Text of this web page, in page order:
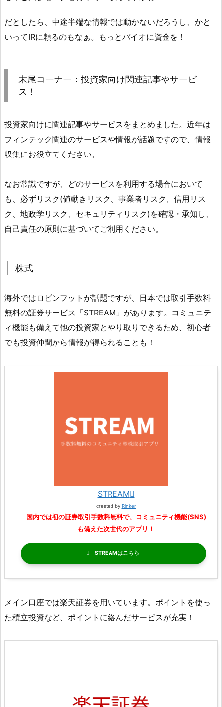
だとしたら、中途半端な情報では動かないだろうし、かと
いってIRに頼るのもなぁ。もっとバイオに資金を！
末尾コーナー：投資家向け関連記事やサービ
ス！
投資家向けに関連記事やサービスをまとめました。近年は
フィンテック関連のサービスや情報が話題ですので、情報
収集にお役立てください。
なお常識ですが、どのサービスを利用する場合において
も、必ずリスク(値動きリスク、事業者リスク、信用リス
ク、地政学リスク、セキュリティリスク)を確認・承知し、
自己責任の原則に基づいてご利用ください。
株式
海外ではロビンフットが話題ですが、日本では取引手数料
無料の証券サービス「STREAM」があります。コミュニテ
ィ機能も備えて他の投資家とやり取りできるため、初心者
でも投資仲間から情報が得られることも！
STREAM
created by Rinker
国内では初の証券取引手数料無料で、コミュニティ機能(SNS)
も備えた次世代のアプリ！
STREAM
メイン口座では楽天証券を用いています。ポイントを使っ
た積立投資など、ポイントに絡んだサービスが充実！